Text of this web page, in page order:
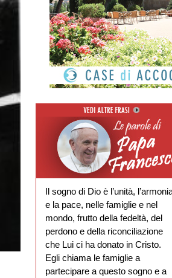
Il sogno di Dio è l’unità,
e la pace, nelle famiglie e nel
mondo, frutto della fedeltà, del
perdono e della riconciliazione
che Lui ci ha donato in Cristo.
Egli chiama le famiglie a
partecipare a questo sogno e a